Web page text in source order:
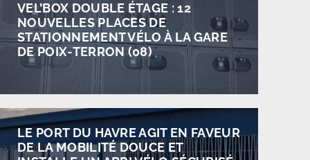
VEL’BOX DOUBLE ÉTAGE : 12
NOUVELLES PLACES DE
STATIONNEMENT VÉLO À LA GARE
DE POIX-TERRON (08)
LE PORT DU HAVRE AGIT EN FAVEUR
DE LA MOBILITÉ DOUCE ET